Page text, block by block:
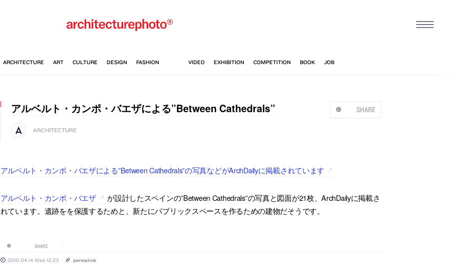
SHARE
アルベルト・カンポ・バエザによる”Between Cathedrals”
ARCHITECTURE
アルベルト・カンポ・バエザによる”Between Cathedrals”の写真などがArchDailyに掲載されています
アルベルト・カンポ・バエザ
が設計したスペインの”Between Cathedrals”の写真と図面が21枚、ArchDailyに掲載さ
れています。遺跡をを保護するためと、新たにパブリックスペースを作るための建物だそうです。
SHARE
2010.04.14 Wed 12:23 permalink